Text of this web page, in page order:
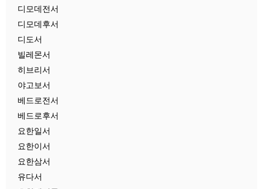
디모데전서
디모데후서
디도서
빌레몬서
히브리서
야고보서
베드로전서
베드로후서
요한일서
요한이서
요한삼서
유다서